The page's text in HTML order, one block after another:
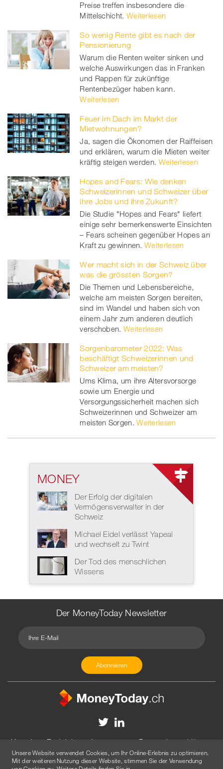
Preise treffen insbesondere die
Mittelschicht. Weiterlesen
So wenig Rente gibt es nach der
Pensionierung
Warum die Renten weiter sinken und
welche Auswirkungen das in Franken
und Rappen für zukünftige
Rentenbezüger haben kann.
Weiterlesen
Feuer im Dach im Markt der
Mietwohnungen?
Ja, sagen die Ökonomen der Raiffeisen
und erklären, warum die Mieten weiter
kräftig steigen werden. Weiterlesen
Hopes and Fears: Wie denken
Schweizerinnen und Schweizer über
ihre Jobs und ihre Zukunft?
Die Studie "Hopes and Fears" liefert
einige sehr bemerkenswerte Einsichten
– Fears scheinen gegenüber Hopes an
Kraft zu gewinnen. Weiterlesen
Wer macht sich in der Schweiz über
was die grössten Sorgen?
Die Themen und Lebensbereiche,
welche am meisten Sorgen bereiten,
sind im Wandel und haben sich von
einem Jahr zum anderen deutlich
verschoben. Weiterlesen
Sorgenbarometer 2022: Was
beschäftigt Schweizerinnen und
Schweizer am meisten?
Ums Klima, um ihre Altersvorsorge
sowie um Energie und
Versorgungssicherheit machen sich
Schweizerinnen und Schweizer am
meisten Sorgen. Weiterlesen
MONEY
Der Erfolg der digitalen
Vermögensverwalter in der
Schweiz
Michael Eidel verlässt Yapeal
und wechselt zu Twint
Der Tod des menschlichen
Wissens
Der MoneyToday Newsletter
Kontakt Redaktion Impressum
Datenschutzerklärung
Disclaimer
Werbung
Unsere Website verwendet Cookies, um Ihr Online-Erlebnis zu optimieren.
Mit der weiteren Nutzung dieser Website, stimmen Sie der Verwendung